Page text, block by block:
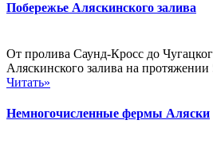
Побережье Аляскинского залива
От пролива Саунд-Кросс до
Аляскинского залива на
Читать»
Немногочисленные фермы Аляски